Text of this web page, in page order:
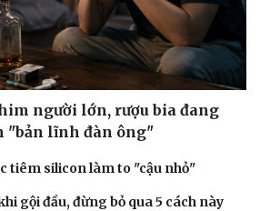
người lớn, rượu bia đang
"bản lĩnh đàn ông"
tiêm silicon làm to "cậu nhỏ"
gội đầu, đừng bỏ qua 5 cách này